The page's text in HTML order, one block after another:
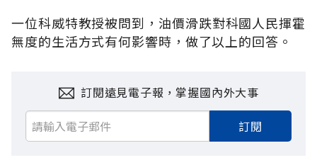
一位科威特教授被問到，油價滑跌對科國人民揮霍
無度的生活方式有何影響時，做了以上的回答。
訂閱遠見電子報，掌握國內外大事
訂閱